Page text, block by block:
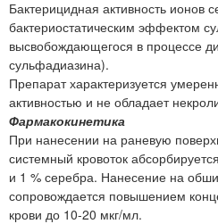
Бактерицидная активность ионов
бактериостатическим эффектом
высвобождающегося в процессе
сульфадиазина).
Препарат характеризуется
активностью и не обладает
Фармакокинетика
При нанесении на раневую
системный кровоток
и 1 % серебра. Нанесение на
сопровождается повышением
крови до 10-20 мкг/мл.